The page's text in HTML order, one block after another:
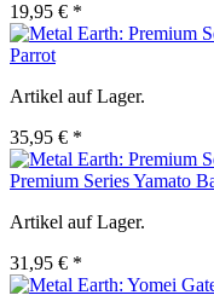
19,95 € *
Parrot
Artikel auf Lager.
35,95 € *
Premium Series Yamato
Artikel auf Lager.
31,95 € *